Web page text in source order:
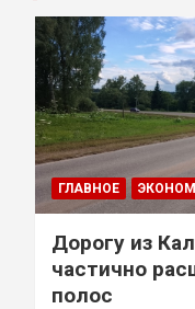
ГЛАВНОЕ
Дорогу из
частично
полос